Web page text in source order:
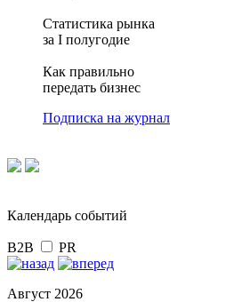
Статистика рынка
за I полугодие
Как правильно
передать бизнес
Подписка на журнал
Календарь событий
B2B PR
Август 2026